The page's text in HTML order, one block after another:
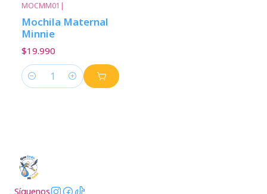
MOCMM01 |
Mochila Maternal
Minnie
$19.990
Cantidad
Síguenos